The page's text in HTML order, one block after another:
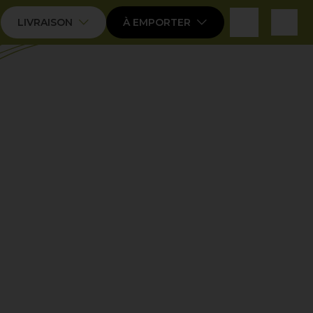
LIVRAISON expand_more À EMPORTER expand_more